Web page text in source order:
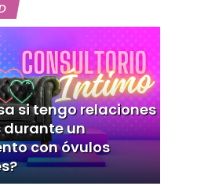
si tengo relaciones
durante un
con óvulos